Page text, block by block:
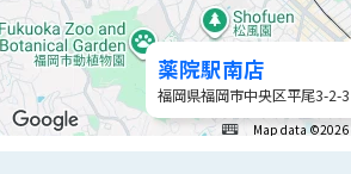
楽のりスマート
0570-064-179
Map data ©2026
薬院駅南店
福岡県福岡市中央区平尾3-2-3